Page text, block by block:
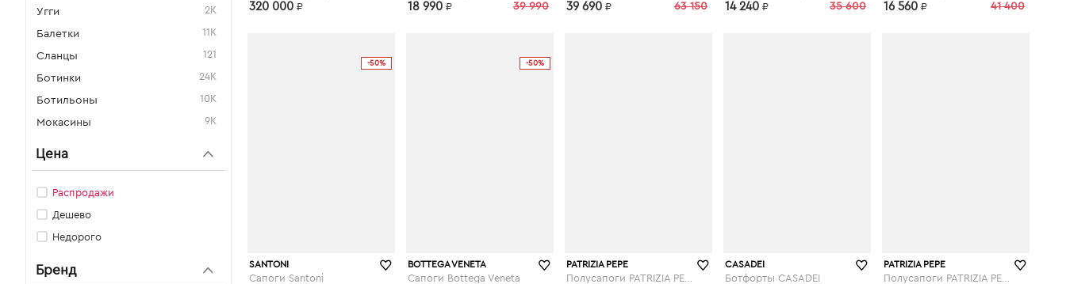
Угги 2K
Балетки 11K
Сланцы 121
Ботинки 24K
Ботильоны 10K
Мокасины 9K
Цена
Распродажи
Дешево
Недорого
Бренд
320 000 ₽ 39 990
18 990 ₽ 63 150
39 690 ₽ 35 600
14 240 ₽ 41 400
16 560 ₽
-50%
SANTONI
Сапоги Santoni
-50%
vipavenue.ru
BOTTEGA VENETA
Сапоги Bottega Veneta
elyts.ru
PATRIZIA PEPE CASADEI
Ботфорты CASADEI
elyts.ru
PATRIZIA PEPE